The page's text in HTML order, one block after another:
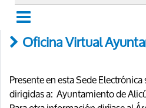
Oficina Virtual
Presente en esta Sede
dirigidas a: Ayuntamiento de